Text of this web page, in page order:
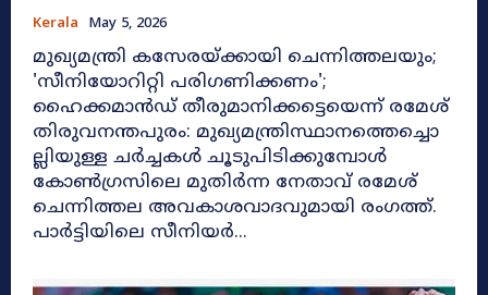
Kerala May 5, 2026
മുഖ്യമന്ത്രി കസേരയ്ക്കായി ചെന്നിത്തലയും;
'സീനിയോറിറ്റി പരിഗണിക്കണം';
ഹൈക്കമാൻഡ് തീരുമാനിക്കട്ടെയെന്ന് രമേശ്
തിരുവനന്തപുരം: മുഖ്യമന്ത്രിസ്ഥാനത്തെച്ചൊ
ല്ലിയുള്ള ചർച്ചകൾ ചൂടുപിടിക്കുമ്പോൾ
കോൺഗ്രസിലെ മുതിർന്ന നേതാവ് രമേശ്
ചെന്നിത്തല അവകാശവാദവുമായി രംഗത്ത്.
പാർട്ടിയിലെ സീനിയർ...